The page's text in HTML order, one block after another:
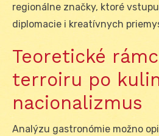
regionálne značky, ktoré
diplomacie i kreatívnych
Teoretické
terroiru po
nacionalizmus
Analýzu gastronómie možno